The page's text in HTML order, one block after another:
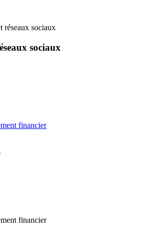
réseaux sociaux
sociaux
financier
financier